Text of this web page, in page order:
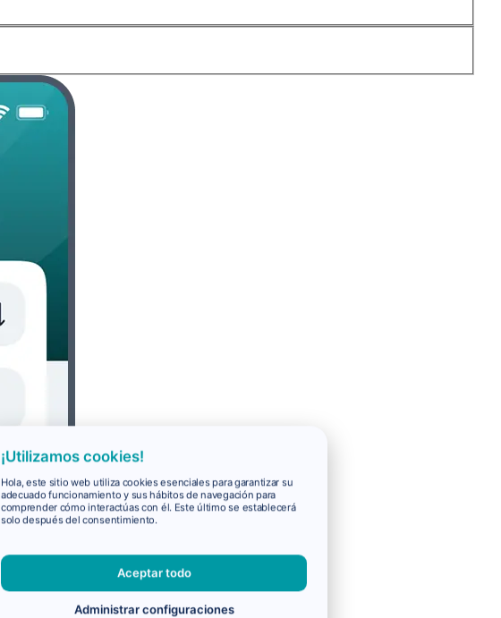
¡Utilizamos cookies!
Hola, este sitio web utiliza cookies esenciales para garantizar su
adecuado funcionamiento y sus hábitos de navegación para
comprender cómo interactúas con él. Este último se establecerá
solo después del consentimiento.
Aceptar todo
Administrar configuraciones